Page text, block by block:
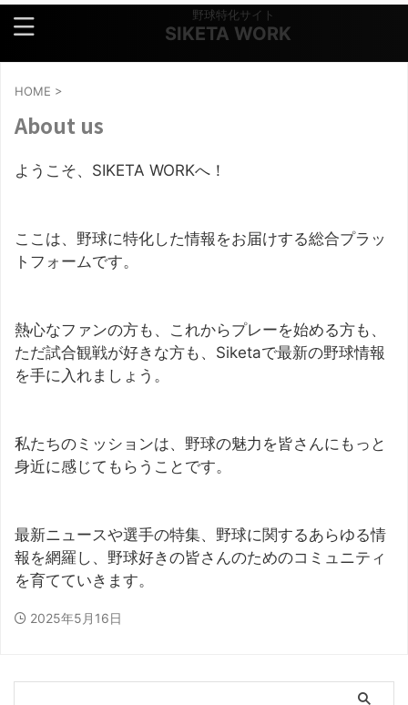
野球特化サイト
SIKETA WORK
HOME >
About us
ようこそ、SIKETA WORKへ！
ここは、野球に特化した情報をお届けする総合プラッ
トフォームです。
熱心なファンの方も、これからプレーを始める方も、
ただ試合観戦が好きな方も、Siketaで最新の野球情報
を手に入れましょう。
私たちのミッションは、野球の魅力を皆さんにもっと
身近に感じてもらうことです。
最新ニュースや選手の特集、野球に関するあらゆる情
報を網羅し、野球好きの皆さんのためのコミュニティ
を育てていきます。
2025年5月16日